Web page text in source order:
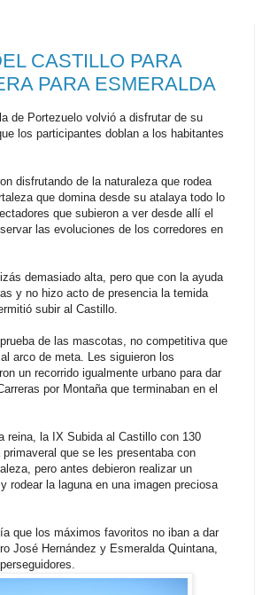
CASTILLO PARA
PARA ESMERALDA
de Portezuelo volvió a disfrutar de su
los participantes doblan a los habitantes
disfrutando de la naturaleza que rodea
que domina desde su atalaya todo lo
que subieron a ver desde allí el
las evoluciones de los corredores en
demasiado alta, pero que con la ayuda
y no hizo acto de presencia la temida
subir al Castillo.
de las mascotas, no competitiva que
arco de meta. Les siguieron los
un recorrido igualmente urbano para dar
por Montaña que terminaban en el
reina, la IX Subida al Castillo con 130
que se les presentaba con
pero antes debieron realizar un
rodear la laguna en una imagen preciosa
que los máximos favoritos no iban a dar
José Hernández y Esmeralda Quintana,